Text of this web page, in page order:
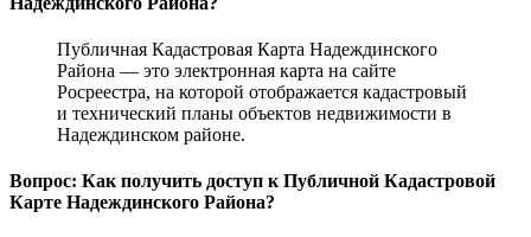
Публичная Кадастровая Карта Надеждинского
Района — это электронная карта на сайте
Росреестра, на которой отображается кадастровый
и технический планы объектов недвижимости в
Надеждинском районе.
Вопрос: Как получить доступ к Публичной Кадастровой
Карте Надеждинского Района?